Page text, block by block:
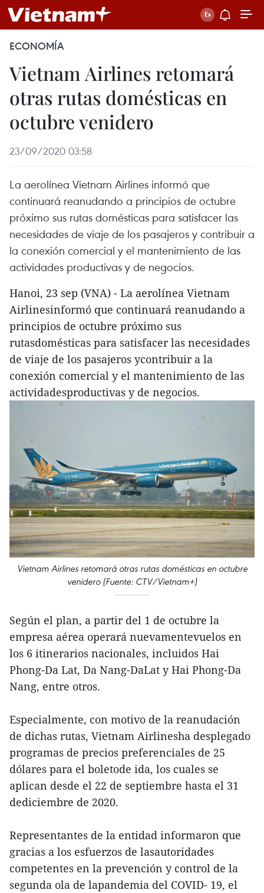
ECONOMÍA
Vietnam Airlines retomará
otras rutas domésticas en
octubre venidero
23/09/2020 03:58
La aerolínea Vietnam Airlines informó que
continuará reanudando a principios de octubre
próximo sus rutas domésticas para satisfacer las
necesidades de viaje de los pasajeros y contribuir a
la conexión comercial y el mantenimiento de las
actividades productivas y de negocios.
Hanoi, 23 sep (VNA) - La aerolínea Vietnam
Airlinesinformó que continuará reanudando a
principios de octubre próximo sus
rutasdomésticas para satisfacer las necesidades
de viaje de los pasajeros ycontribuir a la
conexión comercial y el mantenimiento de las
actividadesproductivas y de negocios.
Vietnam Airlines retomará otras rutas domésticas en octubre
venidero (Fuente: CTV/Vietnam+)
Según el plan, a partir del 1 de octubre la
empresa aérea operará nuevamentevuelos en
los 6 itinerarios nacionales, incluidos Hai
Phong-Da Lat, Da Nang-DaLat y Hai Phong-Da
Nang, entre otros.
Especialmente, con motivo de la reanudación
de dichas rutas, Vietnam Airlinesha desplegado
programas de precios preferenciales de 25
dólares para el boletode ida, los cuales se
aplican desde el 22 de septiembre hasta el 31
dediciembre de 2020.
Representantes de la entidad informaron que
gracias a los esfuerzos de lasautoridades
competentes en la prevención y control de la
segunda ola de lapandemia del COVID- 19, el